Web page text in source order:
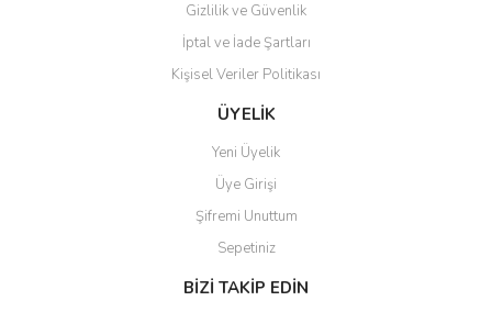
Gizlilik ve Güvenlik
İptal ve İade Şartları
Kişisel Veriler Politikası
ÜYELİK
Yeni Üyelik
Üye Girişi
Şifremi Unuttum
Sepetiniz
BİZİ TAKİP EDİN